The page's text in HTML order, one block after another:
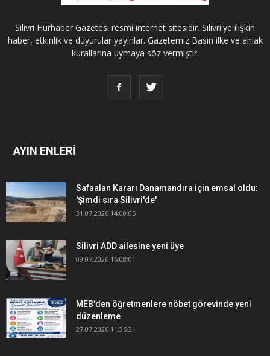
Silivri Hürhaber Gazetesi resmi internet sitesidir. Silivri'ye ilişkin
haber, etkinlik ve duyurular yayınlar. Gazetemiz Basın ilke ve ahlak
kurallarına uymaya söz vermiştir.
AYIN ENLERİ
Safaalan Kararı Danamandıra için emsal oldu:
'Şimdi sıra Silivri'de'
31.07.2026 14:00:05
Silivri ADD ailesine yeni üye
09.07.2026 16:08:01
MEB'den öğretmenlere nöbet görevinde yeni
düzenleme
27.07.2026 11:36:31